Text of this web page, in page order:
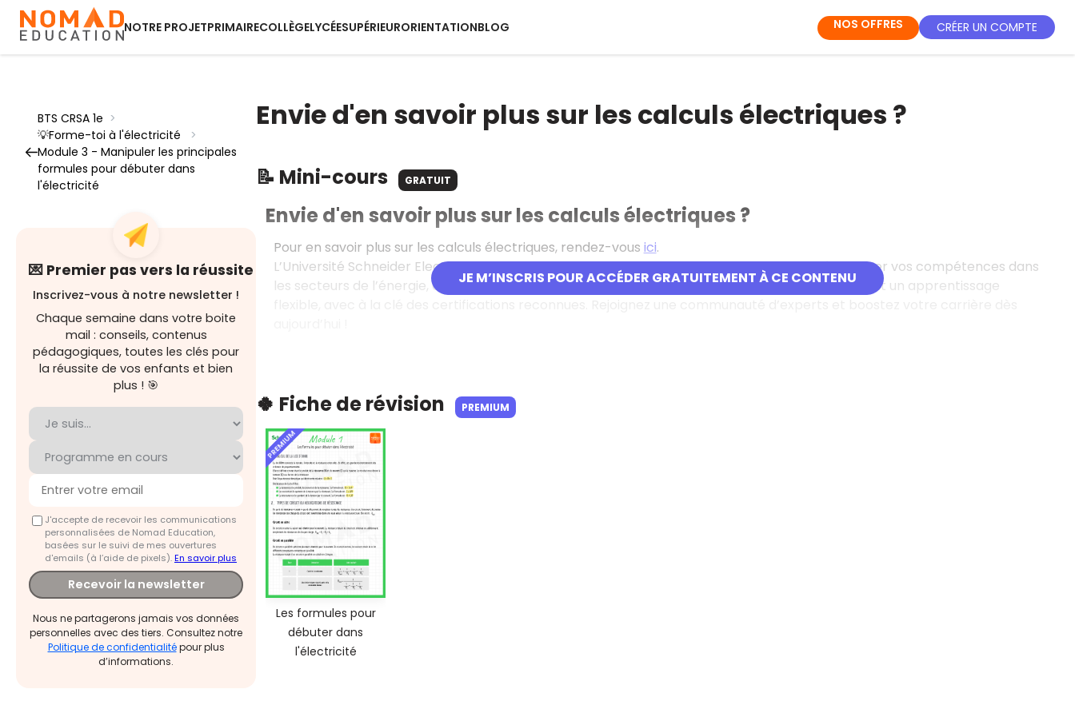
NOTRE PROJETPRIMAIRECOLLÈGELYCÉESUPÉRIEURORIENTATIONBLOG NOS OFFRES CRÉER UN COMPTE
BTS CRSA 1e >
💡Forme-toi à l'électricité
>
Module 3 - Manipuler les principales
formules pour débuter dans
l'électricité
💌 Premier pas vers la réussite
Inscrivez-vous à notre newsletter !
Chaque semaine dans votre boite
mail : conseils, contenus
pédagogiques, toutes les clés pour
la réussite de vos enfants et bien
plus ! 🎯
J'accepte de recevoir les communications
personnalisées de Nomad Education,
basées sur le suivi de mes ouvertures
d'emails (à l’aide de pixels).En savoir plus
Recevoir la newsletter
Nous ne partagerons jamais vos données
personnelles avec des tiers. Consultez notre
Politique de confidentialitépour plus
d’informations.
Envie d'en savoir plus sur les calculs électriques ?
📝 Mini-cours GRATUIT
JE M’INSCRIS POUR ACCÉDER GRATUITEMENT À CE CONTENU
Envie d'en savoir plus sur les calculs électriques ?
Pour en savoir plus sur les calculs électriques, rendez-vous ici.
L’Université Schneider Electric propose plus de 300 formations en ligne gratuites pour développer vos compétences dans
les secteurs de l’énergie, de l’industrie et des infrastructures. Accessibles en français, elles offrent un apprentissage
🍀 Fiche de révision PREMIUM
PREMIUM
Les formules pour
débuter dans
l'électricité